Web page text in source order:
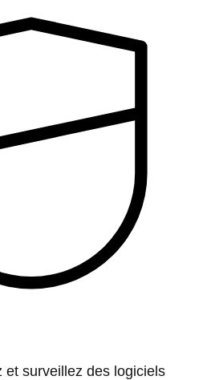
et surveillez des logiciels